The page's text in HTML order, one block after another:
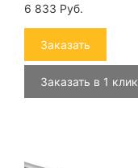
6 833 Руб.
Заказать
Заказать в 1 клик